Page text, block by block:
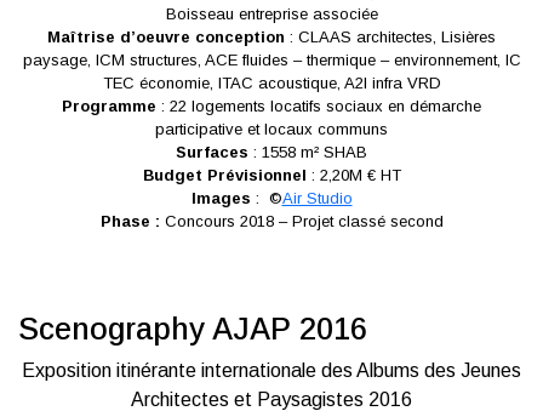
Boisseau entreprise associée
Maîtrise d’oeuvre conception : CLAAS architectes, Lisières
paysage, ICM structures, ACE fluides – thermique – environnement, IC
TEC économie, ITAC acoustique, A2I infra VRD
Programme : 22 logements locatifs sociaux en démarche
participative et locaux communs
Surfaces : 1558 m² SHAB
Budget Prévisionnel : 2,20M € HT
Images : ©Air Studio
Phase : Concours 2018 – Projet classé second
Scenography AJAP 2016
Exposition itinérante internationale des Albums des Jeunes
Architectes et Paysagistes 2016